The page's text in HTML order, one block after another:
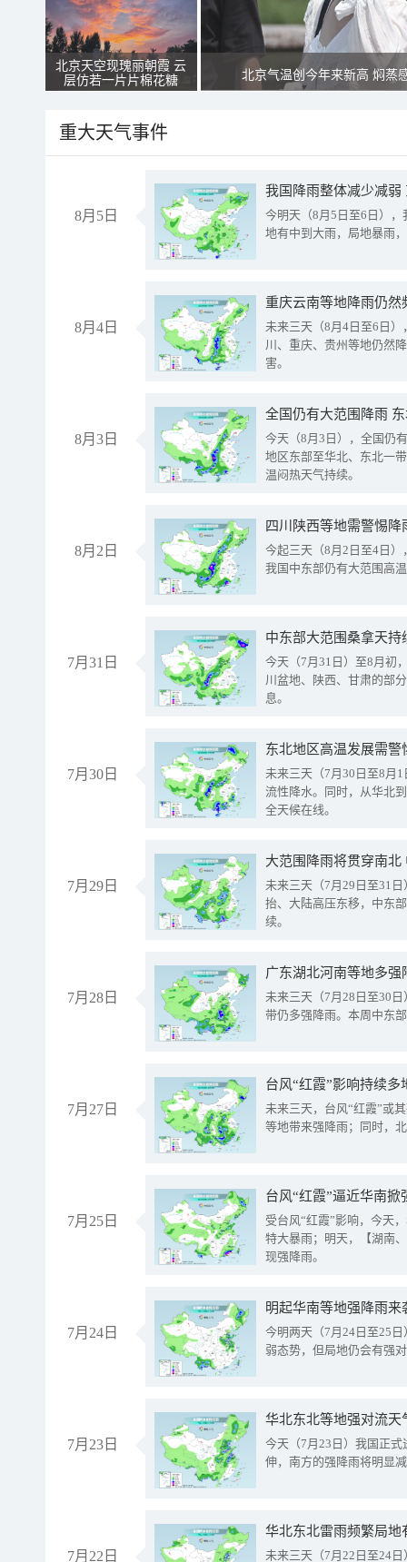
北京天空现瑰丽朝霞 云
层仿若一片片棉花糖
北京气温创今年来新高 焖蒸
重大天气事件
8月5日
我国降雨整体减少减弱
今明天（8月5日至6日）
地有中到大雨，局地暴雨
8月4日
重庆云南等地降雨仍然
未来三天（8月4日至6日
川、重庆、贵州等地仍然
害。
8月3日
全国仍有大范围降雨
今天（8月3日），全国仍
地区东部至华北、东北一
温闷热天气持续。
8月2日
今起三天（8月2日至4日
我国中东部仍有大范围高
7月31日
中东部大范围桑拿天
今天（7月31日）至8月初
川盆地、陕西、甘肃的部
息。
7月30日
东北地区高温发展需
未来三天（7月30日至8月
流性降水。同时，从华北
全天候在线。
7月29日
大范围降雨将贯穿南
未来三天（7月29日至31
抬、大陆高压东移，中东
续。
7月28日
广东湖北河南等地多
未来三天（7月28日至30
带仍多强降雨。本周中东
7月27日
台风“红霞”影响持续
未来三天，台风“红霞”或
等地带来强降雨；同时，
7月25日
台风“红霞”逼近华南
受台风“红霞”影响，今天
特大暴雨；明天，【湖南
现强降雨。
7月24日
明起华南等地强降雨
今明两天（7月24日至25
弱态势，但局地仍会有强
7月23日
华北东北等地强对流天
今天（7月23日）我国正
伸，南方的强降雨将明显
7月22日
华北东北雷雨频繁局地
未来三天（7月22日至24